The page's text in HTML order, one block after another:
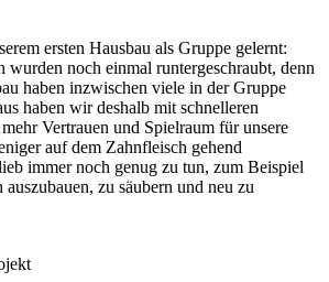
ersten Hausbau als Gruppe gelernt:
wurden noch einmal runtergeschraubt, denn
haben inzwischen viele in der Gruppe
haben wir deshalb mit schnelleren
Vertrauen und Spielraum für unsere
auf dem Zahnfleisch gehend
immer noch genug zu tun, zum Beispiel
zu säubern und neu zu